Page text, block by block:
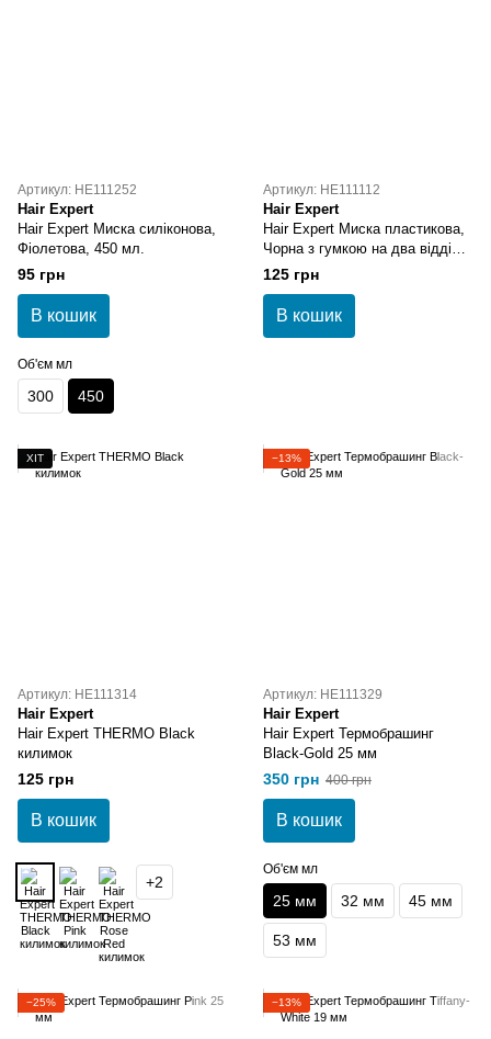
Артикул: HE111252
Hair Expert
Hair Expert Миска силіконова,
Фіолетова, 450 мл.
95 грн
В кошик
Об'єм мл
300 450
Артикул: HE111112
Hair Expert
Hair Expert Миска пластикова,
Чорна з гумкою на два відділа,
500 мл.
125 грн
В кошик
ХІТ
Артикул: HE111314
Hair Expert
Hair Expert THERMO Black
килимок
125 грн
В кошик
+2
−13%
Артикул: HE111329
Hair Expert
Hair Expert Термобрашинг
Black-Gold 25 мм
350 грн 400 грн
В кошик
Об'єм мл
25 мм 32 мм 45 мм
53 мм
−25% −13%